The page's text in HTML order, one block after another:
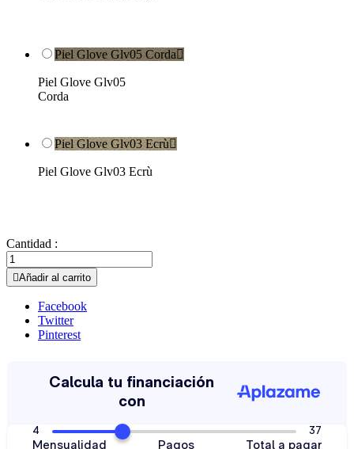
Piel Glove Glv05 Corda
Piel Glove Glv05
Corda
Piel Glove Glv03 Ecrù
Piel Glove Glv03 Ecrù
Cantidad :
Añadir al carrito
Facebook
Twitter
Pinterest